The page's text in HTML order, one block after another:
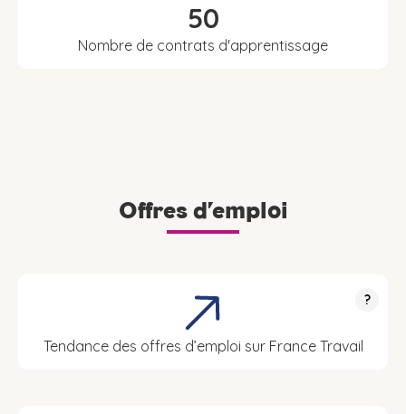
50
Nombre de contrats d'apprentissage
Offres d’emploi
?
Tendance des offres d’emploi sur France Travail